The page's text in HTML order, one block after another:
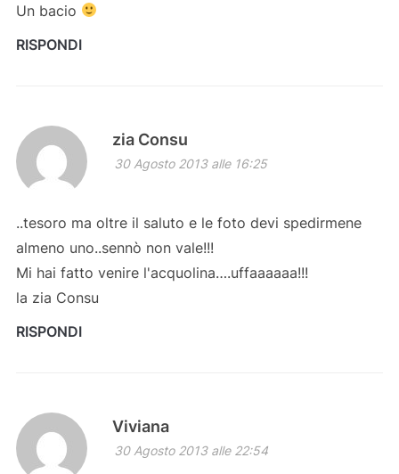
Un bacio
RISPONDI
zia Consu
30 Agosto 2013 alle 16:25
..tesoro ma oltre il saluto e le foto devi spedirmene
almeno uno..sennò non vale!!!
Mi hai fatto venire l'acquolina….uffaaaaaa!!!
la zia Consu
RISPONDI
Viviana
30 Agosto 2013 alle 22:54